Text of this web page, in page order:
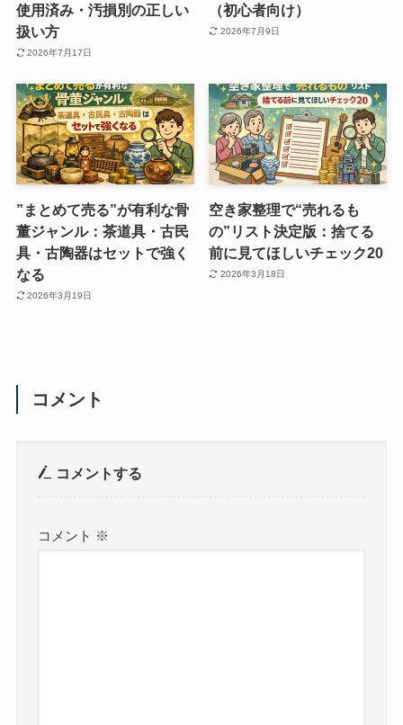
使用済み・汚損別の正しい
扱い方
2026年7月17日
（初心者向け）
2026年7月9日
”まとめて売る”が有利な骨
董ジャンル：茶道具・古民
具・古陶器はセットで強く
なる
2026年3月19日
空き家整理で“売れるも
の”リスト決定版：捨てる
前に見てほしいチェック20
2026年3月18日
コメント
コメントする
コメント ※